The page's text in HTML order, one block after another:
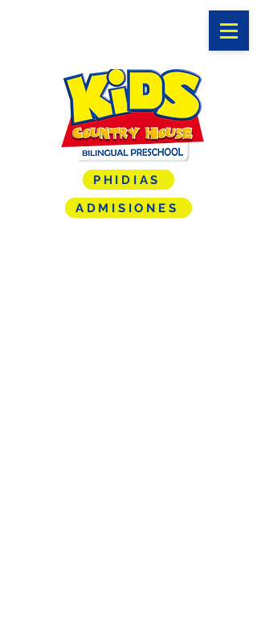
ADMISIONES
PHIDIAS